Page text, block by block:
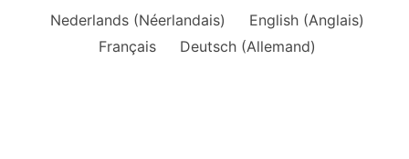
Nederlands (Néerlandais) English (Anglais)
Français
Deutsch (Allemand)